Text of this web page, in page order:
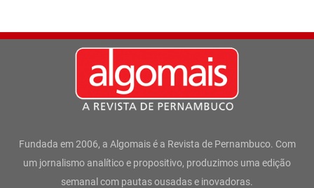
Fundada em 2006, a Algomais é a Revista de Pernambuco. Com
um jornalismo analítico e propositivo, produzimos uma edição
semanal com pautas ousadas e inovadoras.